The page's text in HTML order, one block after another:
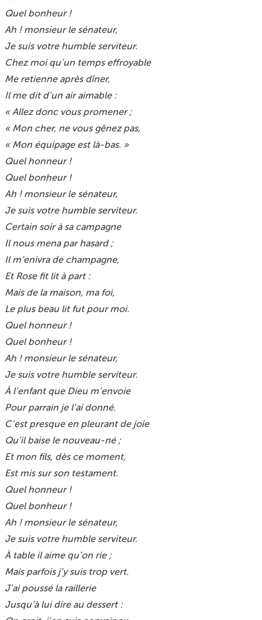
Quel bonheur !
Ah ! monsieur le sénateur,
Je suis votre humble serviteur.
Chez moi qu’un temps effroyable
Me retienne après dîner,
Il me dit d’un air aimable :
« Allez donc vous promener ;
« Mon cher, ne vous gênez pas,
« Mon équipage est là-bas. »
Quel honneur !
Quel bonheur !
Ah ! monsieur le sénateur,
Je suis votre humble serviteur.
Certain soir à sa campagne
Il nous mena par hasard ;
Il m’enivra de champagne,
Et Rose fit lit à part :
Mais de la maison, ma foi,
Le plus beau lit fut pour moi.
Quel honneur !
Quel bonheur !
Ah ! monsieur le sénateur,
Je suis votre humble serviteur.
À l’enfant que Dieu m’envoie
Pour parrain je l’ai donné.
C’est presque en pleurant de joie
Qu’il baise le nouveau-né ;
Et mon fils, dès ce moment,
Est mis sur son testament.
Quel honneur !
Quel bonheur !
Ah ! monsieur le sénateur,
Je suis votre humble serviteur.
À table il aime qu’on rie ;
Mais parfois j’y suis trop vert.
J’ai poussé la raillerie
Jusqu’à lui dire au dessert :